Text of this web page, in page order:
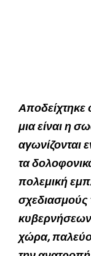
Αποδείχτηκε
μια είναι η
αγωνίζονται
τα
πολεμική
σχεδιασμούς
κυβερνήσεων
χώρα,